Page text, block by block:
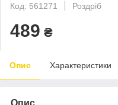
Код: 561271
Роздріб
489 ₴
Опис Характеристики
Опис